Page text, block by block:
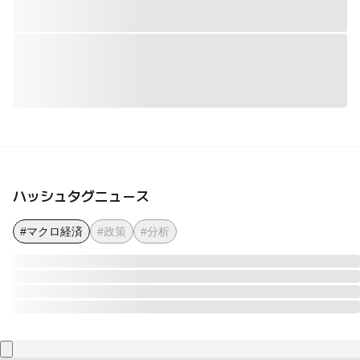
ハッシュタグニュース
#マクロ経済 #政策 #分析